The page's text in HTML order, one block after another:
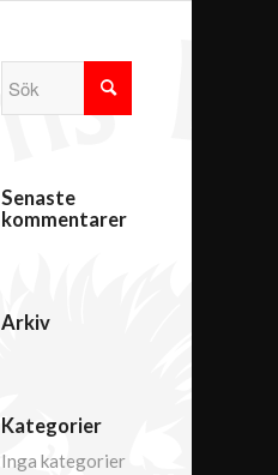
Senaste
kommentarer
Arkiv
Kategorier
Inga kategorier